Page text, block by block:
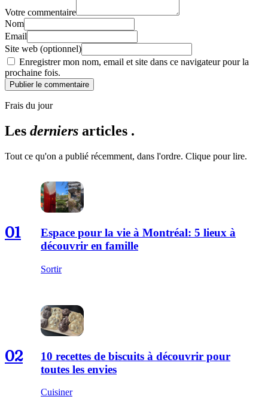
Votre commentaire
Nom
Email
Site web (optionnel)
Enregistrer mon nom, email et site dans ce navigateur pour la
prochaine fois.
Publier le commentaire
Frais du jour
Les derniers articles .
Tout ce qu'on a publié récemment, dans l'ordre. Clique pour lire.
01
Espace pour la vie à Montréal: 5 lieux à
découvrir en famille
Sortir
02
10 recettes de biscuits à découvrir pour
toutes les envies
Cuisiner